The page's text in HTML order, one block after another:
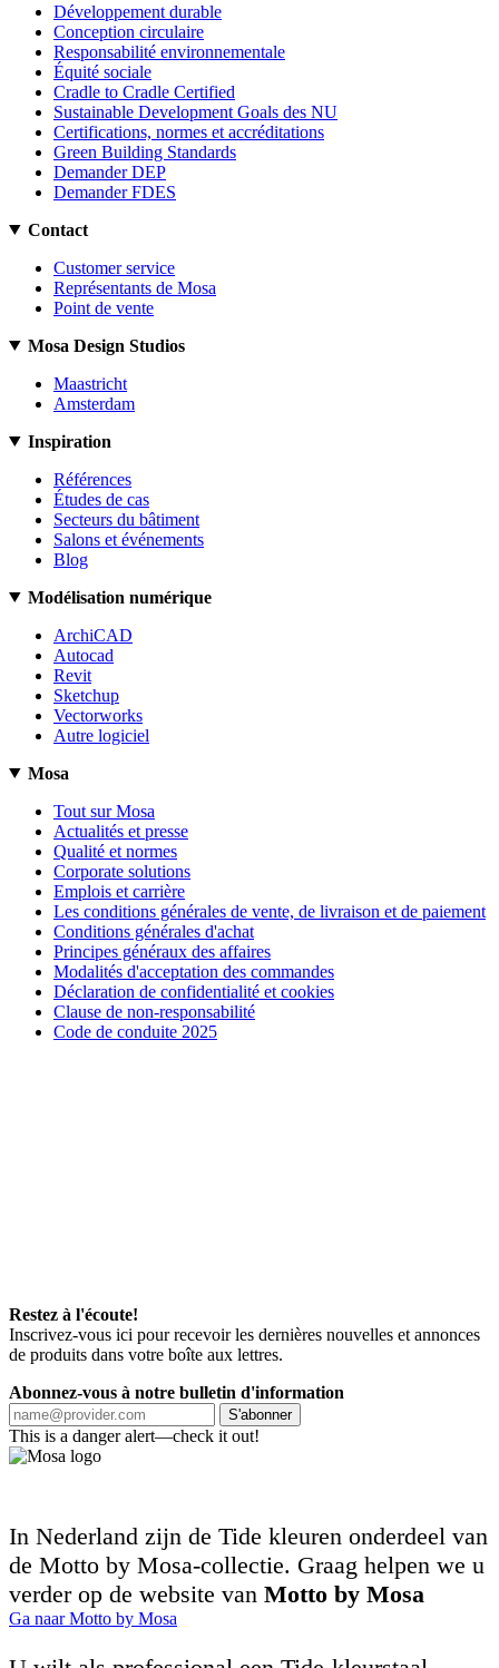
Développement durable
Conception circulaire
Responsabilité environnementale
Équité sociale
Cradle to Cradle Certified
Sustainable Development Goals des NU
Certifications, normes et accréditations
Green Building Standards
Demander DEP
Demander FDES
Contact
Customer service
Représentants de Mosa
Point de vente
Mosa Design Studios
Maastricht
Amsterdam
Inspiration
Références
Études de cas
Secteurs du bâtiment
Salons et événements
Blog
Modélisation numérique
ArchiCAD
Autocad
Revit
Sketchup
Vectorworks
Autre logiciel
Mosa
Tout sur Mosa
Actualités et presse
Qualité et normes
Corporate solutions
Emplois et carrière
Les conditions générales de vente, de livraison et de paiement
Conditions générales d'achat
Principes généraux des affaires
Modalités d'acceptation des commandes
Déclaration de confidentialité et cookies
Clause de non-responsabilité
Code de conduite 2025
Restez à l'écoute!
Inscrivez-vous ici pour recevoir les dernières nouvelles et annonces
de produits dans votre boîte aux lettres.
Abonnez-vous à notre bulletin d'information
S'abonner
This is a danger alert—check it out!
In Nederland zijn de Tide kleuren onderdeel van
de Motto by Mosa-collectie. Graag helpen we u
verder op de website van Motto by Mosa
Ga naar Motto by Mosa